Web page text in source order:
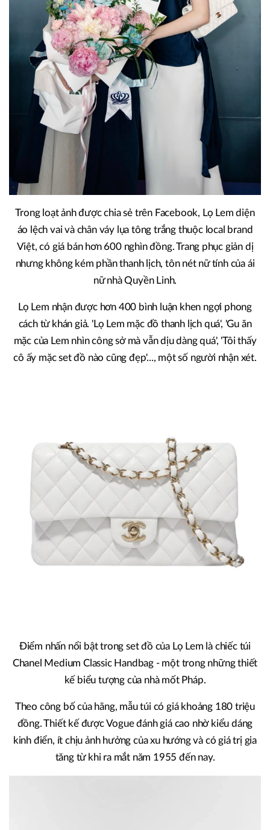
Trong loạt ảnh được chia sẻ trên Facebook, Lọ Lem diện
áo lệch vai và chân váy lụa tông trắng thuộc local brand
Việt, có giá bán hơn 600 nghìn đồng. Trang phục giản dị
nhưng không kém phần thanh lịch, tôn nét nữ tính của ái
nữ nhà Quyền Linh.
Lọ Lem nhận được hơn 400 bình luận khen ngợi phong
cách từ khán giả. 'Lọ Lem mặc đồ thanh lịch quá', 'Gu ăn
mặc của Lem nhìn công sở mà vẫn dịu dàng quá', 'Tôi thấy
cô ấy mặc set đồ nào cũng đẹp'..., một số người nhận xét.
Điểm nhấn nổi bật trong set đồ của Lọ Lem là chiếc túi
Chanel Medium Classic Handbag - một trong những thiết
kế biểu tượng của nhà mốt Pháp.
Theo công bố của hãng, mẫu túi có giá khoảng 180 triệu
đồng. Thiết kế được Vogue đánh giá cao nhờ kiểu dáng
kinh điển, ít chịu ảnh hưởng của xu hướng và có giá trị gia
tăng từ khi ra mắt năm 1955 đến nay.